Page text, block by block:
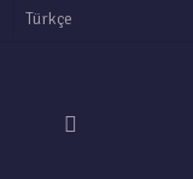
Türkçe